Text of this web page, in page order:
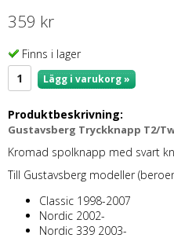
359 kr
Finns i lager
Lägg i varukorg »
Produktbeskrivning:
Gustavsberg Tryckknapp T2/
Kromad spolknapp med svart
Till Gustavsberg modeller
Classic 1998-2007
Nordic 2002-
Nordic 339 2003-